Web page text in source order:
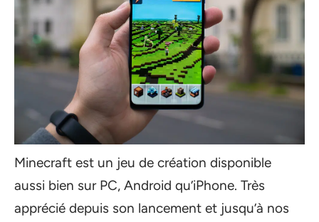
Minecraft est un jeu de création disponible
aussi bien sur PC, Android qu’iPhone. Très
apprécié depuis son lancement et jusqu’à nos